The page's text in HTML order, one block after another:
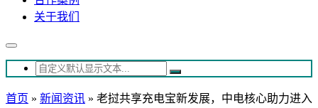
关于我们
首页 » 新闻资讯 » 老挝共享充电宝新发展，中电核心助力进入